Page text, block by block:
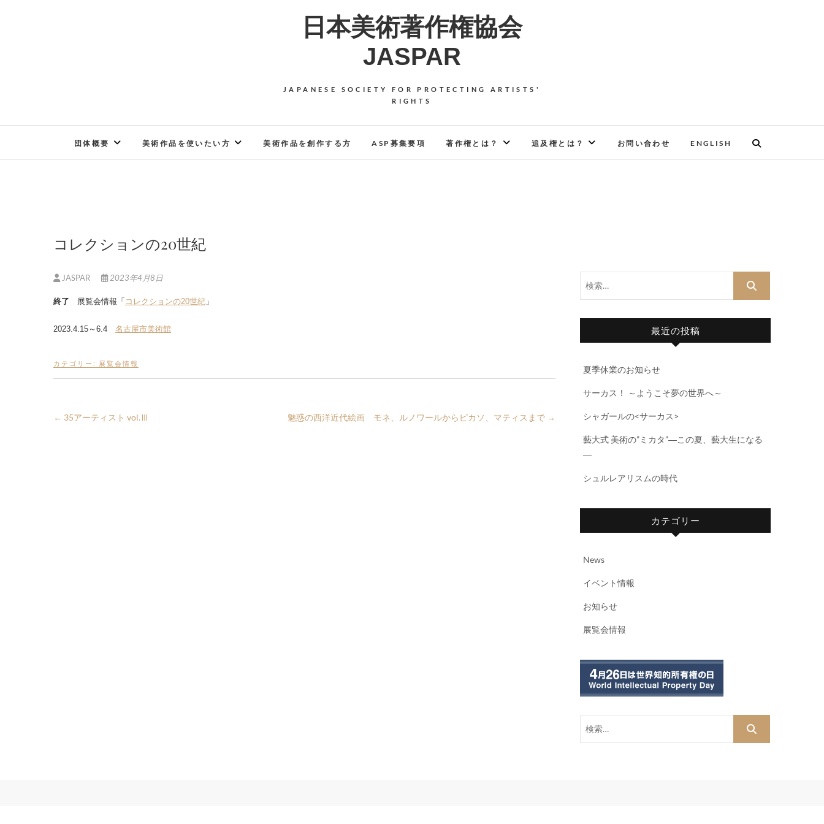
日本美術著作権協会
JASPAR
JAPANESE SOCIETY FOR PROTECTING ARTISTS'
RIGHTS
団体概要 美術作品を使いたい方 美術作品を創作する方 ASP募集要項 著作権とは？ 追及権とは？ お問い合わせ ENGLISH
コレクションの20世紀
JASPAR 2023年4月8日
終了 展覧会情報「 コレクションの20世紀 」
2023.4.15～6.4 名古屋市美術館
カテゴリー: 展覧会情報
← 35アーティスト vol.Ⅲ 魅惑の西洋近代絵画 モネ、ルノワールからピカソ、マティスまで →
最近の投稿
夏季休業のお知らせ
サーカス！ ～ようこそ夢の世界へ～
シャガールの<サーカス>
藝大式 美術の”ミカタ”―この夏、藝大生になる
―
シュルレアリスムの時代
カテゴリー
News
イベント情報
お知らせ
展覧会情報